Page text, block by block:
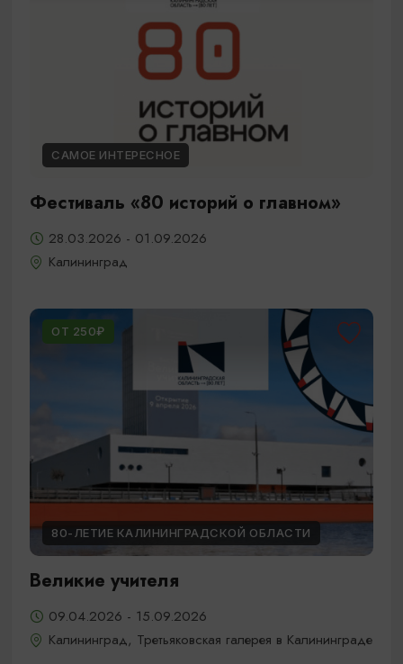
САМОЕ ИНТЕРЕСНОЕ
Фестиваль «80 историй о главном»
28.03.2026 - 01.09.2026
Калининград
ОТ 250₽
80-ЛЕТИЕ КАЛИНИНГРАДСКОЙ ОБЛАСТИ
Великие учителя
09.04.2026 - 15.09.2026
Калининград, Третьяковская галерея в Калининграде